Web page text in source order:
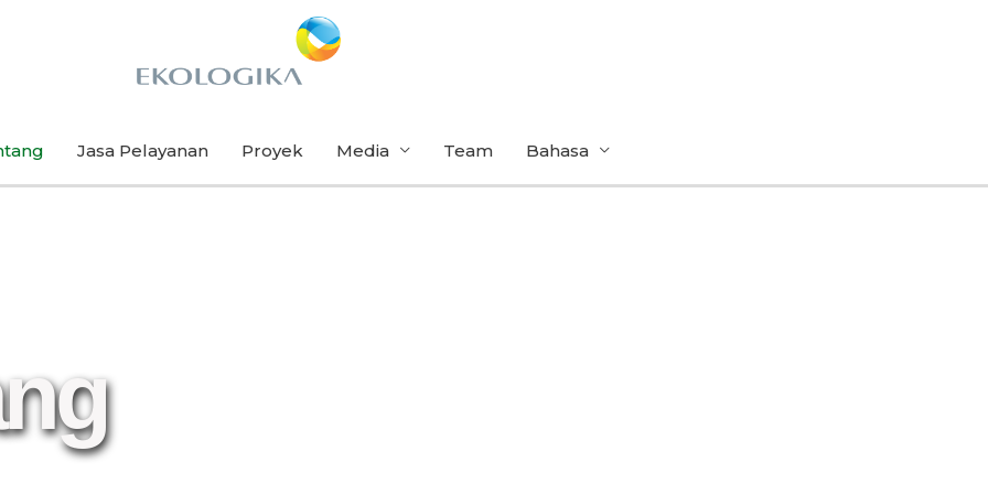
Jasa Pelayanan Proyek Media Team Bahasa